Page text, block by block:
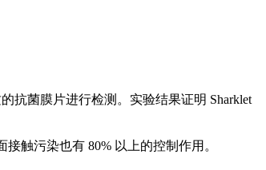
抗菌膜片进行检测。实验结果证明 Sharklet
触污染也有 80% 以上的控制作用。